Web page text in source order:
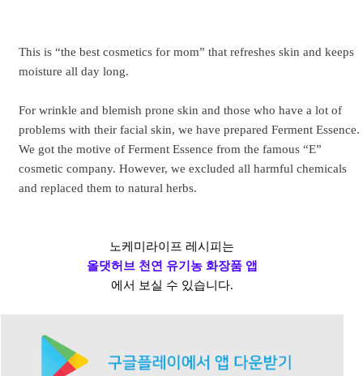
This is “the best cosmetics for mom” that refreshes skin and keeps
moisture all day long.
For wrinkle and blemish prone skin and those who have a lot of
problems with their facial skin, we have prepared Ferment Essence.
We got the motive of Ferment Essence from the famous “E”
cosmetic company. However, we excluded all harmful chemicals
and replaced them to natural herbs.
노케미라이프 레시피는
올댓허브 천연 유기농 화장품 앱
에서 보실 수 있습니다.